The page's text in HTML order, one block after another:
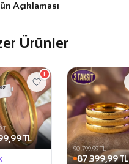
Açıklaması
Ürünler
TL
TL
1
90.799,99 TL
87.399,99 TL